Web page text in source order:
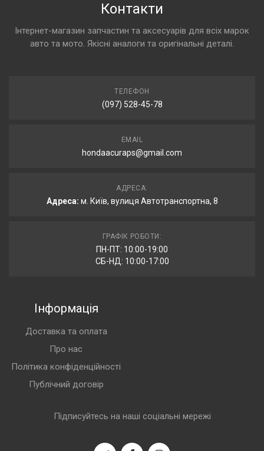
Контакти
Інтернет-магазин запчастин та аксесуарів для всіх марок
авто та мото. Якісні аналоги та оригінальні деталі.
ТЕЛЕФОН
(097) 528-45-78
EMAIL
hondaacuraps@gmail.com
АДРЕСА:
Адреса: м. Київ, вулиця Автотранспортна, 8
ГРАФІК РОБОТИ:
ПН-ПТ: 10:00-19:00
СБ-НД: 10:00-17:00
Інформація
Доставка та оплата
Про нас
Політика конфіденційності
Публічний договір
Підписуйтесь на наші соціальні мережі